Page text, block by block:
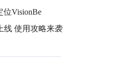
位VisionBe
线 使用攻略来袭